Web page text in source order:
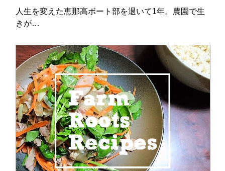
人生を変えた恵那高ボート部を退いて1年。農園で生
きが…